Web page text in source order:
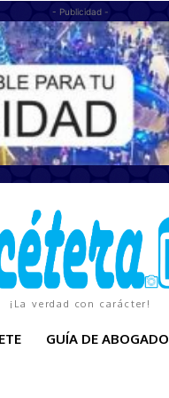
- Publicidad -
¡La verdad con carácter!
GUÍA DE